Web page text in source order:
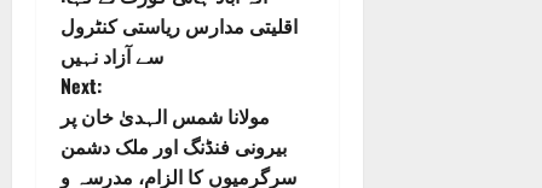
t
n
اقلیتی مدارس ریاستی کنٹرول
سے آزاد نہیں
Next:
مولانا شمس الہدیٰ خان پر
بیرونی فنڈنگ اور ملک دشمن
سرگرمیوں کا الزام، مدرسہ و